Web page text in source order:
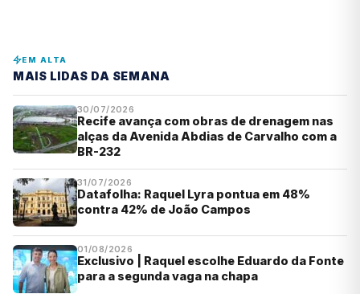
EM ALTA
MAIS LIDAS DA SEMANA
30/07/2026
Recife avança com obras de drenagem nas
alças da Avenida Abdias de Carvalho com a
BR-232
31/07/2026
Datafolha: Raquel Lyra pontua em 48%
contra 42% de João Campos
01/08/2026
Exclusivo | Raquel escolhe Eduardo da Fonte
para a segunda vaga na chapa